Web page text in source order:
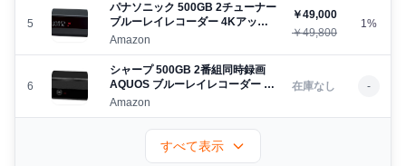
5
パナソニック 500GB 2チューナー
ブルーレイレコーダー 4Kアップ
コンバート対応 おうちクラウド
Amazon
￥49,000
￥49,800
1%
6
シャープ 500GB 2番組同時録画
AQUOS ブルーレイレコーダー 連
続ドラマ自動録画 声でラクラク予
Amazon
在庫なし -
すべて表示